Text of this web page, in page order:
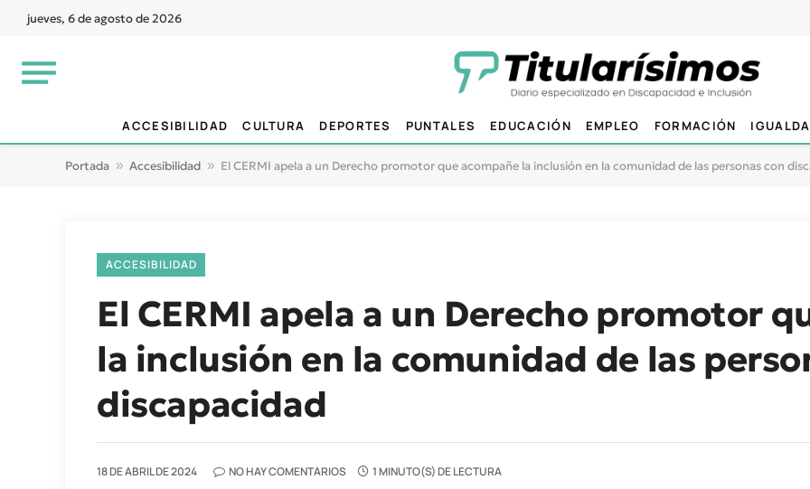
jueves, 6 de agosto de 2026
ACCESIBILIDAD CULTURA DEPORTES PUNTALES EDUCACIÓN EMPLEO FORMACIÓN
Portada » Accesibilidad » El CERMI apela a un Derecho promotor que acompañe la inclusión en la comunidad de las personas con
ACCESIBILIDAD
El CERMI apela a un Derecho promotor
la inclusión en la comunidad de las
discapacidad
18 DE ABRIL DE 2024 NO HAY COMENTARIOS 1 MINUTO(S) DE LECTURA